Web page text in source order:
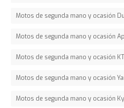
Motos de segunda mano y ocasión
Motos de segunda mano y ocasión
Motos de segunda mano y ocasión
Motos de segunda mano y ocasión
Motos de segunda mano y ocasión